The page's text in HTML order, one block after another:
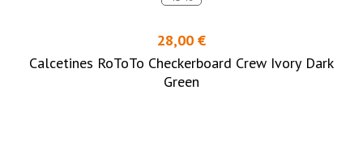
28,00 €
Calcetines RoToTo Checkerboard Crew Ivory Dark
Green